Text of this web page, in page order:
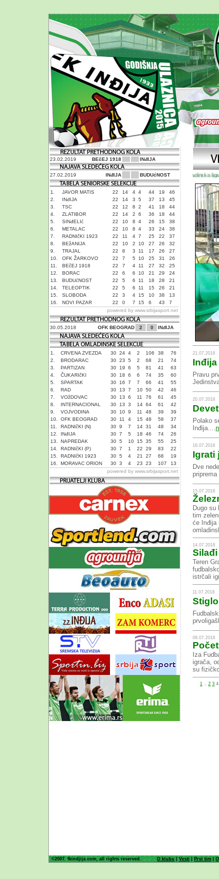
23.02.2019 BEčEJ 1918 INđIJA
27.02.2019 INđIJA BUDUćNOST
1. JAVOR MATIS 22 14 4 4 44 19
46
2.
INđIJA 22 14 3 5 37 13
45
3.
TSC 22 12 8 2 41 18
44
4.
ZLATIBOR 22 14 2 6 36 18
44
5.
SINđELIć 22 10 8 4 26 15
38
6.
METALAC 22 10 8 4 33 24
38
7.
RADNIčKI 1923 22 11 4 7 25 22
37
8.
BEžANIJA 22 10 2 10 27 26
32
9.
TRAJAL 22 8 3 11 17 26
27
10.
OFK ŽARKOVO 22 7 5 10 25 31
26
11.
BEčEJ 1918 22 7 4 11 27 32
25
12.
BORAC 22 6 6 10 21 29
24
13.
BUDUćNOST 22 5 6 11 18 28
21
14.
TELEOPTIK 22 5 6 11 15 26
21
15.
SLOBODA 22 3 4 15 10 38
13
16.
NOVI PAZAR 22 0 7 15 6 43
7
powered by www.srbijasport.net
30.05.2018 OFK BEOGRAD 2 0 INđIJA
1. CRVENA ZVEZDA 30 24 4 2 106 38
76
2.
BRODARAC 30 23 5 2 68 21
74
3.
PARTIZAN 30 19 6 5 81 41
63
4.
ČUKARIčKI 30 18 6 6 74 35
60
5.
SPARTAK 30 16 7 7 66 41
55
6.
RAD 30 13 7 10 50 42
46
7.
VOžDOVAC 30 13 6 11 76 61
45
8.
INTERNACIONAL 30 13 3 14 64 61
42
9.
VOJVODINA 30 10 9 11 48 39
39
10.
OFK BEOGRAD 30 11 4 15 48 58
37
11.
RADNIčKI (N) 30 9 7 14 31 48
34
12.
INđIJA 30 7 5 18 46 74
26
13.
NAPREDAK 30 5 10 15 35 55
25
14.
RADNIčKI (P) 30 7 1 22 29 83
22
15.
RADNIčKI 1923 30 5 4 21 27 68
19
16.
MORAVAC ORION 30 3 4 23 23 107
13
powered by www.srbijasport.net
Omladinska liga
21.07.2018
Inđija
Pravu
20.07.2018
Polako
Inđija....
16.07.2018
Igrati
Dve
15.07.2018
Dugo su
tim
će Inđija
14.07.2018
Teren
istrčali
11.07.2018
09.07.2018
Iza
igrača,
su
1 .. 2 3
©2007. fkindjija.com, all rights reserved. O klubu |Vesti | Prvi tim |